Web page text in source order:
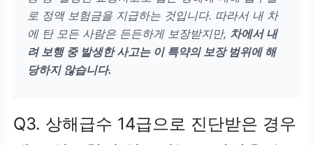
로 정액 보험금을 지급하는 것입니다. 따라서 내 차
에 탄 모든 사람은 든든하게 보장받지만, 차에서 내
려 보행 중 발생한 사고는 이 특약의 보장 범위에 해
당하지 않습니다.
Q3. 상해급수 14급으로 진단받은 경우